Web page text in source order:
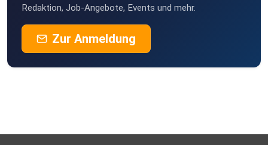
Redaktion, Job-Angebote, Events und mehr.
Zur Anmeldung